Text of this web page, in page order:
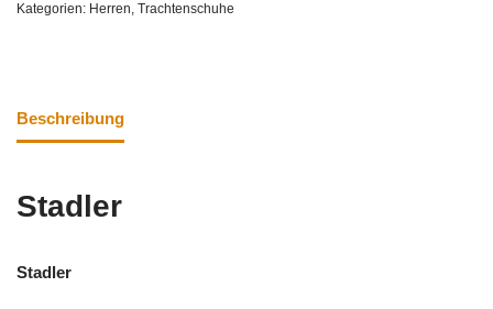
Kategorien: Herren, Trachtenschuhe
Beschreibung
Stadler
Stadler